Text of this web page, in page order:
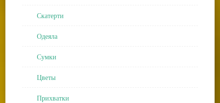
Скатерти
Одеяла
Сумки
Цветы
Прихватки